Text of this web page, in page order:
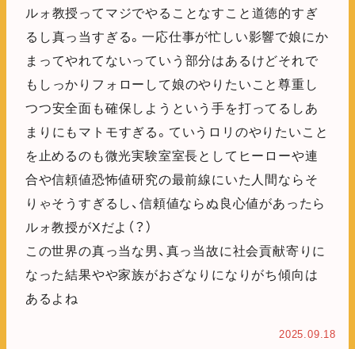
ルォ教授ってマジでやることなすこと道徳的すぎ
るし真っ当すぎる。一応仕事が忙しい影響で娘にか
まってやれてないっていう部分はあるけどそれで
もしっかりフォローして娘のやりたいこと尊重し
つつ安全面も確保しようという手を打ってるしあ
まりにもマトモすぎる。ていうロリのやりたいこと
を止めるのも微光実験室室長としてヒーローや連
合や信頼値恐怖値研究の最前線にいた人間ならそ
りゃそうすぎるし、信頼値ならぬ良心値があったら
ルォ教授がXだよ（？）
この世界の真っ当な男、真っ当故に社会貢献寄りに
なった結果やや家族がおざなりになりがち傾向は
あるよね
2025.09.18